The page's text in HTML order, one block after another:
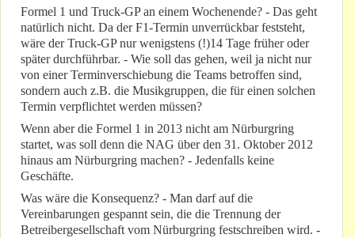
Formel 1 und Truck-GP an einem Wochenende? - Das geht
natürlich nicht. Da der F1-Termin unverrückbar feststeht,
wäre der Truck-GP nur wenigstens (!)14 Tage früher oder
später durchführbar. - Wie soll das gehen, weil ja nicht nur
von einer Terminverschiebung die Teams betroffen sind,
sondern auch z.B. die Musikgruppen, die für einen solchen
Termin verpflichtet werden müssen?
Wenn aber die Formel 1 in 2013 nicht am Nürburgring
startet, was soll denn die NAG über den 31. Oktober 2012
hinaus am Nürburgring machen? - Jedenfalls keine
Geschäfte.
Was wäre die Konsequenz? - Man darf auf die
Vereinbarungen gespannt sein, die die Trennung der
Betreibergesellschaft vom Nürburgring festschreiben wird. -